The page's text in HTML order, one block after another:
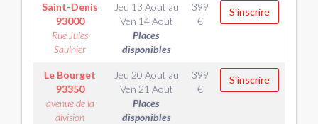
Saint-Denis
93000
Rue Jules
Saulnier
Jeu 13 Aout au
Ven 14 Aout
Places
disponibles
399
€
S'inscrire
Le Bourget
93350
avenue de la
division
Jeu 20 Aout au
Ven 21 Aout
Places
disponibles
399
€
S'inscrire